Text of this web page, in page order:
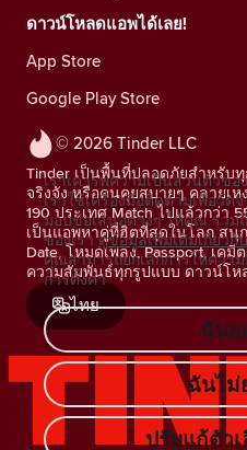
© 2026 Tinder LLC
Tinder เป็นพื้นที่ปลอดภัยสำหรับ
จริงจัง หรือคนคุยสบายๆ คลายเ
190 ประเทศ Match ไปแล้วกว่า
เป็นแอพหาคู่ที่ฮิตที่สุดในโลก สนุก
Date, โหมดเพลง, Passport, เค
ความสัมพันธ์ทุกรูปแบบ ดาวน์โห
ไทย
ดาวน์โหลดแอพได้เลย!
App Store
Google Play Store
เราเคารพความเป็นส่วนตัวข
เราใช้เครื่องมือติดตามเพื่อวั
มอบข้อเสนอต่างๆ ให้คุณ รวม
ของเรา ดูข้อมูลเพิ่มเติมเกี่ยว
คุณสามารถยกเลิกการให้ควา
การตั้งค่า
ฉันย
ฉันไม่
ปรับแก้ตัว